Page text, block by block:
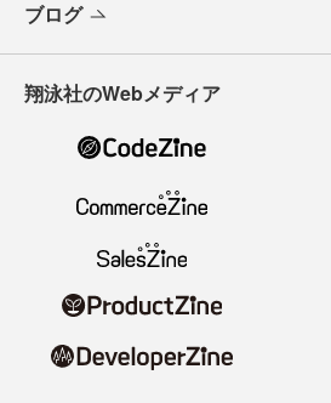
ブログ
翔泳社のWebメディア